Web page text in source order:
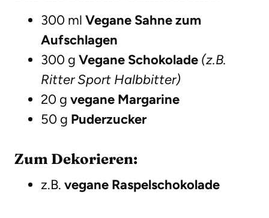
300 ml Vegane Sahne zum
Aufschlagen
300 g Vegane Schokolade (z.B.
Ritter Sport Halbbitter)
20 g vegane Margarine
50 g Puderzucker
Zum Dekorieren:
z.B. vegane Raspelschokolade